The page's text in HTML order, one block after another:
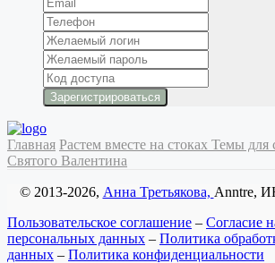
Главная Растем вместе на стоках Темы для
Святого Валентина
© 2013-2026, Анна Третьякова, Anntre,
Пользовательское соглашение – Согласие
персональных данных – Политика
данных – Политика конфиденциальности